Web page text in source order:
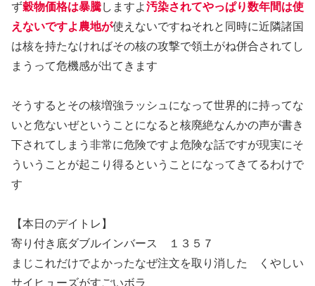
ず穀物価格は暴騰しますよ汚染されてやっぱり数年間は使
えないですよ農地が使えないですねそれと同時に近隣諸国
は核を持たなければその核の攻撃で領土がね併合されてし
まうって危機感が出てきます
そうするとその核増強ラッシュになって世界的に持ってな
いと危ないぜということになると核廃絶なんかの声が書き
下されてしまう非常に危険ですよ危険な話ですが現実にそ
ういうことが起こり得るということになってきてるわけで
す
【本日のデイトレ】
寄り付き底ダブルインバース １３５７
まじこれだけでよかったなぜ注文を取り消した くやしい
サイヒューズがすごいボラ